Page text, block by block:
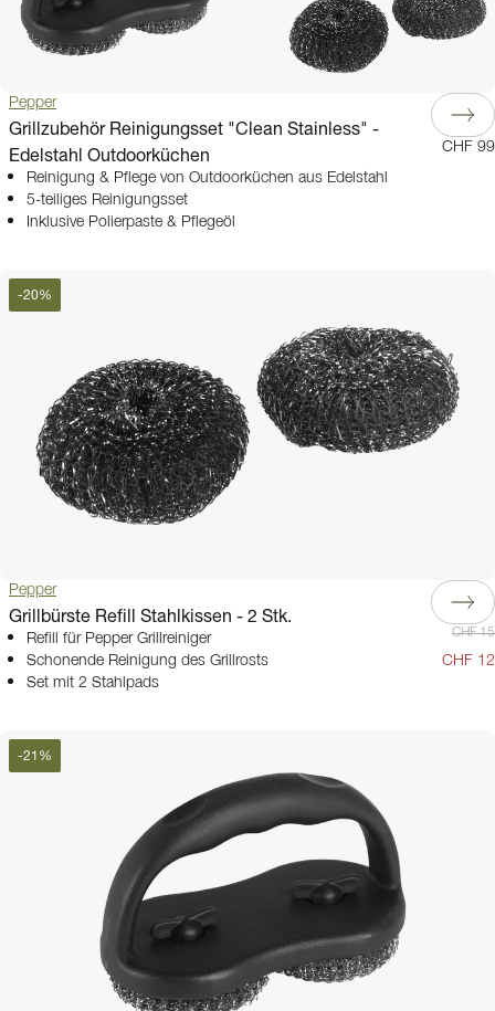
Pepper
Grillzubehör Reinigungsset "Clean Stainless" -
Edelstahl Outdoorküchen
Reinigung & Pflege von Outdoorküchen aus Edelstahl
5-teiliges Reinigungsset
Inklusive Polierpaste & Pflegeöl
CHF 99
-20%
Pepper
Grillbürste Refill Stahlkissen - 2 Stk.
Refill für Pepper Grillreiniger
Schonende Reinigung des Grillrosts
Set mit 2 Stahlpads
CHF 15
CHF 12
-21 %